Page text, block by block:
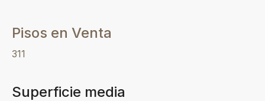
Pisos en Venta
311
Superficie media